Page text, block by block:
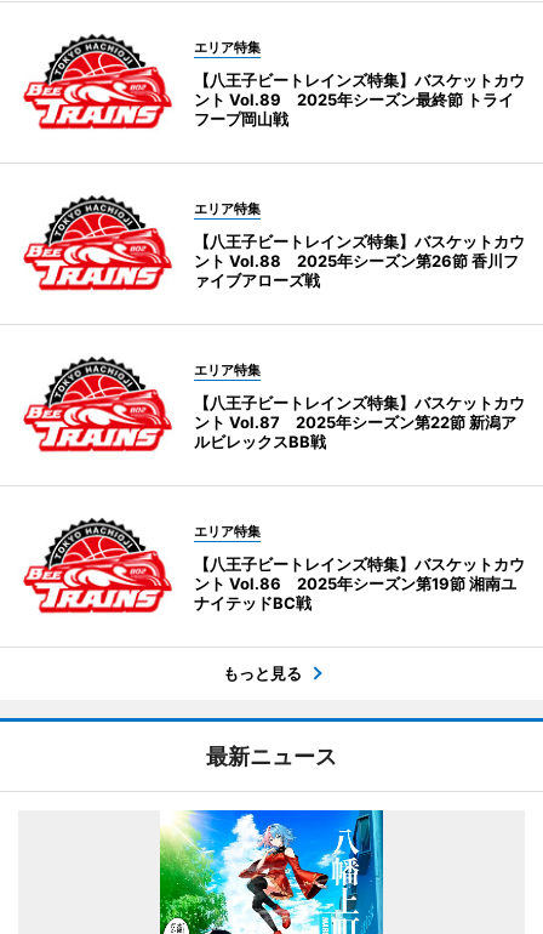
エリア特集
【八王子ビートレインズ特集】バスケットカウ
ント Vol.89 2025年シーズン最終節 トライ
フープ岡山戦
エリア特集
【八王子ビートレインズ特集】バスケットカウ
ント Vol.88 2025年シーズン第26節 香川フ
ァイブアローズ戦
エリア特集
【八王子ビートレインズ特集】バスケットカウ
ント Vol.87 2025年シーズン第22節 新潟ア
ルビレックスBB戦
エリア特集
【八王子ビートレインズ特集】バスケットカウ
ント Vol.86 2025年シーズン第19節 湘南ユ
ナイテッドBC戦
もっと見る
最新ニュース